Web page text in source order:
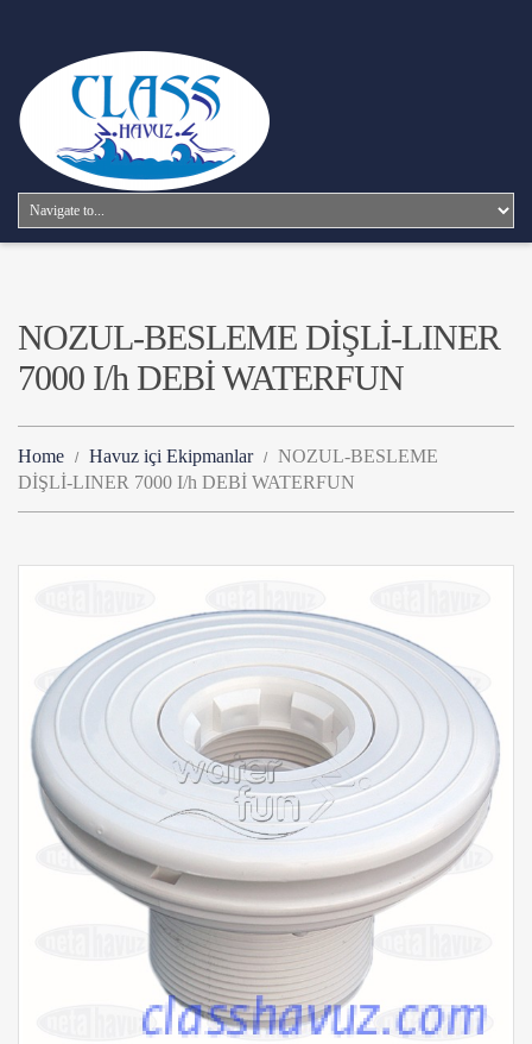
NOZUL-BESLEME DİŞLİ-LINER
7000 I/h DEBİ WATERFUN
Home Havuz içi Ekipmanlar
NOZUL-BESLEME
DİŞLİ-LINER 7000 I/h DEBİ WATERFUN